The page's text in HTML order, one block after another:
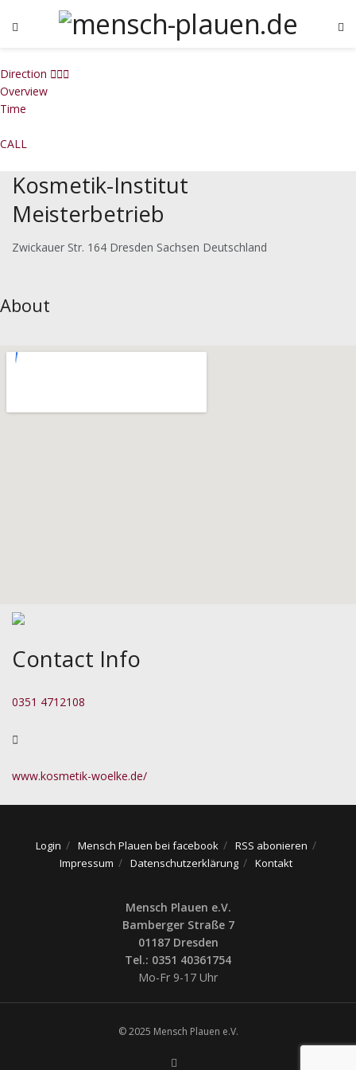
Direction
Overview
Time
CALL
Kosmetik-Institut
Meisterbetrieb
Zwickauer Str. 164 Dresden Sachsen Deutschland
About
Contact Info
0351 4712108
www.kosmetik-woelke.de/
Login Mensch Plauen bei facebook
RSS abonieren
Impressum
Datenschutzerklärung Kontakt
Mensch Plauen e.V.
Bamberger Straße 7
01187 Dresden
Tel.: 0351 40361754
Mo-Fr 9-17 Uhr
© 2025 Mensch Plauen e.V.